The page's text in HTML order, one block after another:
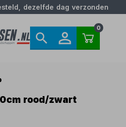
dezelfde dag verzonden
0
rood/zwart